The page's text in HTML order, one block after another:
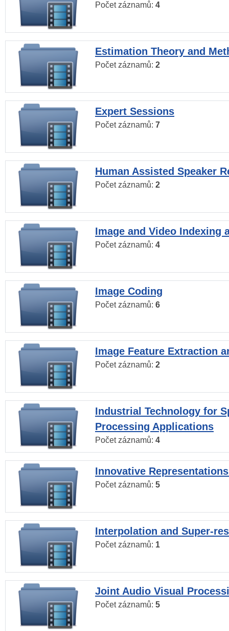
Počet záznamů: 4
Estimation Theory and
Počet záznamů: 2
Expert Sessions
Počet záznamů: 7
Human Assisted Speaker
Počet záznamů: 2
Image and Video Indexing
Počet záznamů: 4
Image Coding
Počet záznamů: 6
Image Feature Extraction
Počet záznamů: 2
Industrial Technology for
Processing Applications
Počet záznamů: 4
Innovative
Počet záznamů: 5
Interpolation and Super-
Počet záznamů: 1
Joint Audio Visual
Počet záznamů: 5